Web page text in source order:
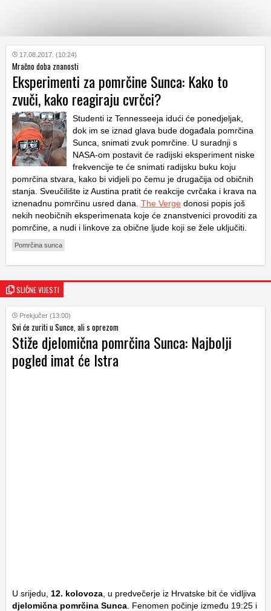
KATEGORIJE
HRVATSKI
WEB
17.08.2017. (10:24)
Mračno doba znanosti
Eksperimenti za pomrčine Sunca: Kako to
zvuči, kako reagiraju cvrčci?
Studenti iz Tennesseeja idući će ponedjeljak,
dok im se iznad glava bude događala pomrčina
Sunca, snimati zvuk pomrčine. U suradnji s
NASA-om postavit će radijski eksperiment niske
frekvencije te će snimati radijsku buku koju
pomrčina stvara, kako bi vidjeli po čemu je drugačija od običnih
stanja. Sveučilište iz Austina pratit će reakcije cvrčaka i krava na
iznenadnu pomrčinu usred dana. The Verge donosi popis još
nekih neobičnih eksperimenata koje će znanstvenici provoditi za
pomrčine, a nudi i linkove za obične ljude koji se žele uključiti.
Pomrčina sunca
SLIČNE VIJESTI
Prekjučer (13:00)
Svi će zuriti u Sunce, ali s oprezom
Stiže djelomična pomrčina Sunca: Najbolji
pogled imat će Istra
U srijedu, 12. kolovoza , u predvečerje iz Hrvatske bit će vidljiva
djelomična pomrčina Sunca . Fenomen počinje između 19:25 i